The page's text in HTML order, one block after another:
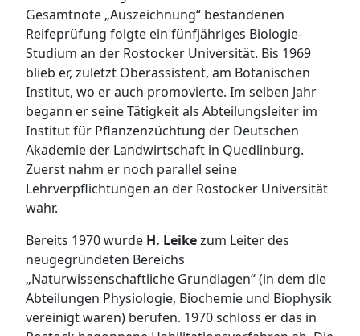
Gesamtnote „Auszeichnung“ bestandenen
Reifeprüfung folgte ein fünfjähriges Biologie-
Studium an der Rostocker Universität. Bis 1969
blieb er, zuletzt Oberassistent, am Botanischen
Institut, wo er auch promovierte. Im selben Jahr
begann er seine Tätigkeit als Abteilungsleiter im
Institut für Pflanzenzüchtung der Deutschen
Akademie der Landwirtschaft in Quedlinburg.
Zuerst nahm er noch parallel seine
Lehrverpflichtungen an der Rostocker Universität
wahr.
Bereits 1970 wurde H. Leikezum Leiter des
neugegründeten Bereichs
„Naturwissenschaftliche Grundlagen“ (in dem die
Abteilungen Physiologie, Biochemie und Biophysik
vereinigt waren) berufen. 1970 schloss er das in